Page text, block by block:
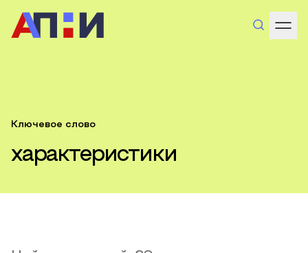
Ключевое слово
характеристики